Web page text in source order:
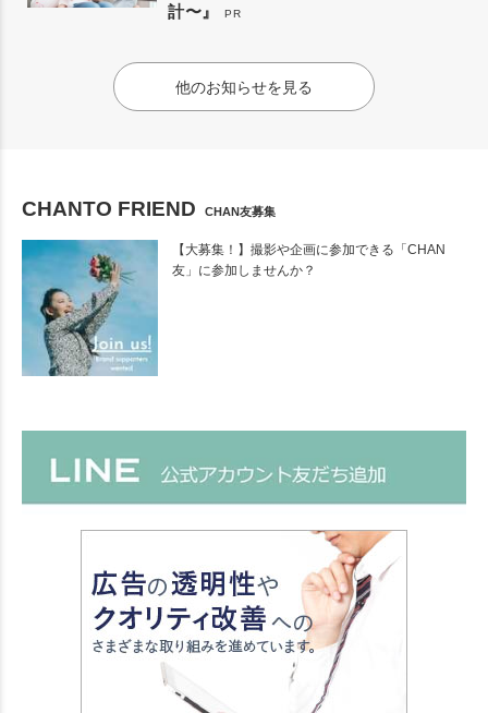
計〜』
PR
他のお知らせを見る
CHANTO FRIEND CHAN友募集
【大募集！】撮影や企画に参加できる「CHAN
友」に参加しませんか？